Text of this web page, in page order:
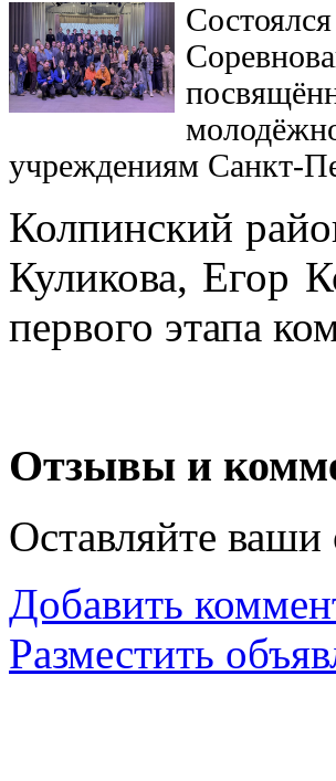
учреждениям Санкт-
Колпинский
Куликова, Егор
первого этапа
Отзывы и
Оставляйте
Добавить
Разместить